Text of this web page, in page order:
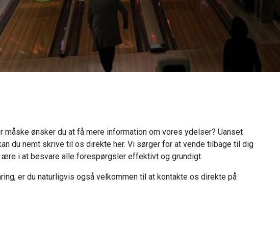
måske ønsker du at få mere information om vores ydelser? Uanset
du nemt skrive til os direkte her. Vi sørger for at vende tilbage til dig
i at besvare alle forespørgsler effektivt og grundigt.
er du naturligvis også velkommen til at kontakte os direkte på